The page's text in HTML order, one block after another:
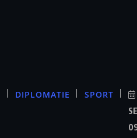
DIPLOMATIE SPORT